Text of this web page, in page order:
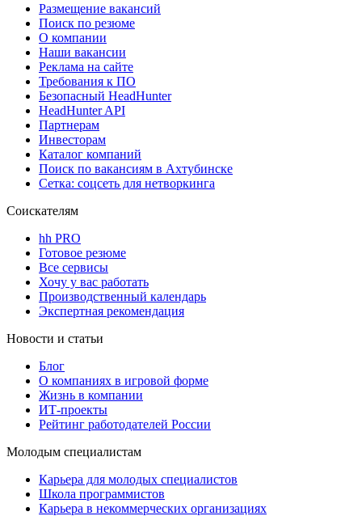
Размещение вакансий
Поиск по резюме
О компании
Наши вакансии
Реклама на сайте
Требования к ПО
Безопасный HeadHunter
HeadHunter API
Партнерам
Инвесторам
Каталог компаний
Поиск по вакансиям в Ахтубинске
Сетка: соцсеть для нетворкинга
Соискателям
hh PRO
Готовое резюме
Все сервисы
Хочу у вас работать
Производственный календарь
Экспертная рекомендация
Новости и статьи
Блог
О компаниях в игровой форме
Жизнь в компании
ИТ-проекты
Рейтинг работодателей России
Молодым специалистам
Карьера для молодых специалистов
Школа программистов
Карьера в некоммерческих организациях